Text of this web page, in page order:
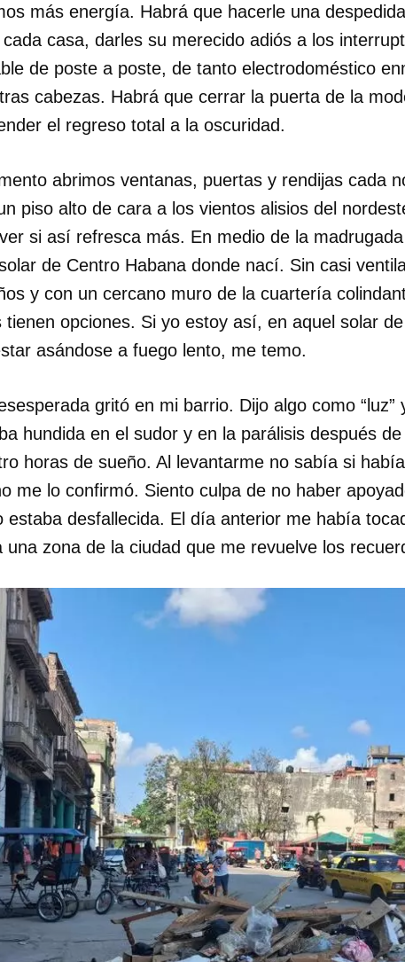
más energía. Habrá que hacerle una
casa, darles su merecido adiós a los
de poste a poste, de tanto electrodoméstico
cabezas. Habrá que cerrar la puerta de la
el regreso total a la oscuridad.
abrimos ventanas, puertas y rendijas cada
piso alto de cara a los vientos alisios del
si así refresca más. En medio de la
de Centro Habana donde nací. Sin casi
y con un cercano muro de la cuartería
tienen opciones. Si yo estoy así, en aquel solar
asándose a fuego lento, me temo.
gritó en mi barrio. Dijo algo como “luz”
hundida en el sudor y en la parálisis después
horas de sueño. Al levantarme no sabía si
me lo confirmó. Siento culpa de no haber
estaba desfallecida. El día anterior me había
una zona de la ciudad que me revuelve los